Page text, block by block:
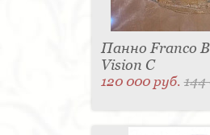
Панно Franco
Vision С
120 000 руб.144